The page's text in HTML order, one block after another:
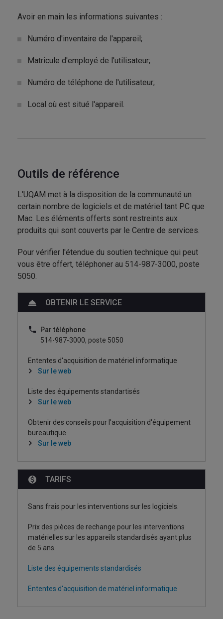
Avoir en main les informations suivantes :
Numéro d'inventaire de l'appareil;
Matricule d'employé de l'utilisateur;
Numéro de téléphone de l'utilisateur;
Local où est situé l'appareil.
Outils de référence
L'UQAM met à la disposition de la communauté un
certain nombre de logiciels et de matériel tant PC que
Mac. Les éléments offerts sont restreints aux
produits qui sont couverts par le Centre de services.
Pour vérifier l'étendue du soutien technique qui peut
vous être offert, téléphoner au 514-987-3000, poste
5050.
OBTENIR LE SERVICE
Par téléphone
514-987-3000, poste 5050
Ententes d'acquisition de matériel informatique
Sur le web
Liste des équipements standartisés
Sur le web
Obtenir des conseils pour l'acquisition d'équipement
bureautique
Sur le web
TARIFS
Sans frais pour les interventions sur les logiciels.
Prix des pièces de rechange pour les interventions
matérielles sur les appareils standardisés ayant plus
de 5 ans.
Liste des équipements standardisés
Ententes d'acquisition de matériel informatique